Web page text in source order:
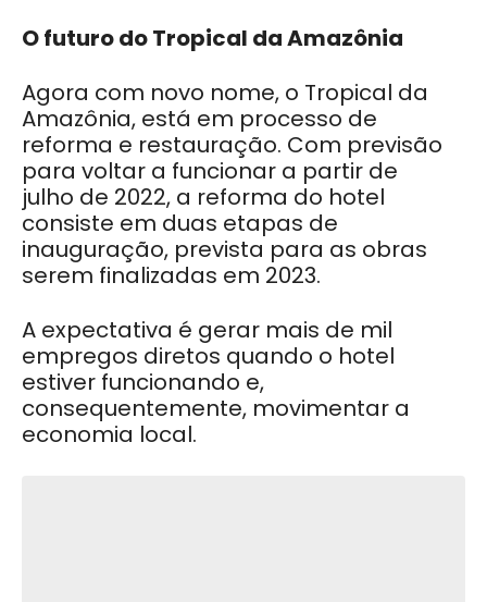
O futuro do Tropical da Amazônia
Agora com novo nome, o Tropical da
Amazônia, está em processo de
reforma e restauração. Com previsão
para voltar a funcionar a partir de
julho de 2022, a reforma do hotel
consiste em duas etapas de
inauguração, prevista para as obras
serem finalizadas em 2023.
A expectativa é gerar mais de mil
empregos diretos quando o hotel
estiver funcionando e,
consequentemente, movimentar a
economia local.